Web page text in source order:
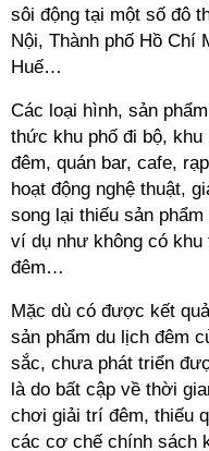
sôi động tại một số đô
Nội, Thành phố Hồ Chí
Huế…
Các loại hình, sản
thức khu phố đi bộ,
đêm, quán bar, cafe,
hoạt động nghệ thuật,
song lại thiếu sản
ví dụ như không có
đêm…
Mặc dù có được kết
sản phẩm du lịch đêm
sắc, chưa phát triển
là do bất cập về thời
chơi giải trí đêm, thiếu
các cơ chế chính sách